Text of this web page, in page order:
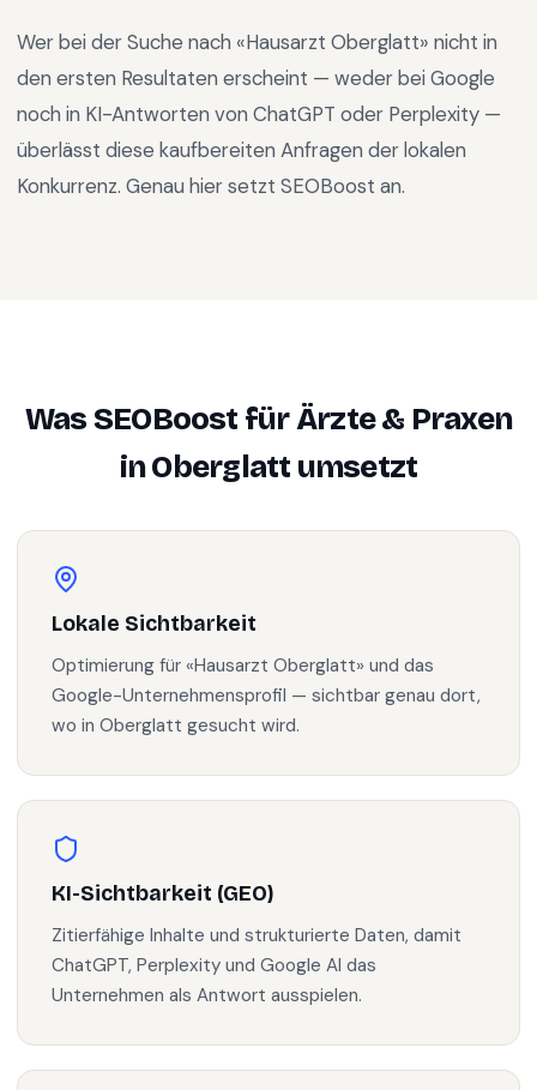
Wer bei der Suche nach «Hausarzt Oberglatt» nicht in
den ersten Resultaten erscheint — weder bei Google
noch in KI-Antworten von ChatGPT oder Perplexity —
überlässt diese kaufbereiten Anfragen der lokalen
Konkurrenz. Genau hier setzt SEOBoost an.
Was SEOBoost fürÄrzte & Praxen
inOberglatt umsetzt
Lokale Sichtbarkeit
Optimierung für «Hausarzt Oberglatt» und das
Google-Unternehmensprofil — sichtbar genau dort,
wo in Oberglatt gesucht wird.
KI-Sichtbarkeit (GEO)
Zitierfähige Inhalte und strukturierte Daten, damit
ChatGPT, Perplexity und Google AI das
Unternehmen als Antwort ausspielen.